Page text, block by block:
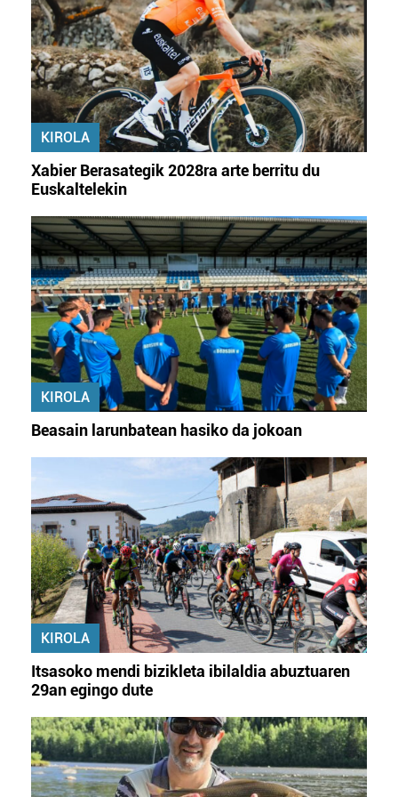
teknologia erabiliz, cookieak adibidez, iragarki eta eduki
pertsonalizatuak eskaintzeko, iragarkiak eta edukia
neurtzeko, jendeari buruzko informazioa biltzeko eta
produktuak garatzeko. Zure datuak nork eta zertarako
erabiltzen dituen hauta dezakezu.
Bazkide batzuek ez dizute baimenik eskatzen, eta beren
interes komertzial legitimoetan babesten dira. Ikusi gure
bazkideen zerrenda, beren ustez zein helburutarako
dezakezun ikusteko.
Lortu zure datu pertsonalak prozesatzeko moduari
buruzko informazio gehiago eta ezarri zure lehentasunak
datuen atalean. Edozein unetan alda edo ken dezakezu
zure baimena Cookieen adierazpenean.
Webgune honek cookie propioak eta hirugarrenen cookie-
fitxategiak erabiltzen ditu. Zure esperientzia eta
zerbitzuak hobetzeko asmoz, cookie teknologiaz
baliatzen gara. Ohar hau onartuz gero, teknologia hori
erabiltzeko baimen esplizitua ematen diguzu.Gehiago
irakurri
KIROLA
Xabier Berasategik 2028ra arte berritu du
Euskaltelekin
KIROLA
Beasain larunbatean hasiko da jokoan
KIROLA
Itsasoko mendi bizikleta ibilaldia abuztuaren
29an egingo dute